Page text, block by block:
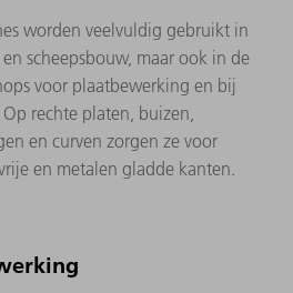
worden veelvuldig gebruikt in
scheepsbouw, maar ook in de
voor plaatbewerking en bij
rechte platen, buizen,
en curven zorgen ze voor
en metalen gladde kanten.